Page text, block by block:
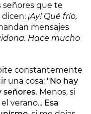
señores que te
dicen: ¡Ay! Qué frío,
mensajes
Hace mucho
constantemente
una cosa: "No hay
señores. Menos, si
verano... Esa